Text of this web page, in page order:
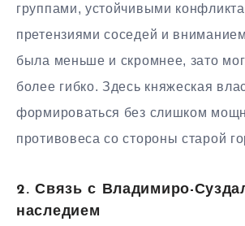
группами, устойчивыми
претензиями соседей и
была меньше и скромнее, зато
более гибко. Здесь княжеская
формироваться без слишком
противовеса со стороны старой
2. Связь с Владимиро-
наследием